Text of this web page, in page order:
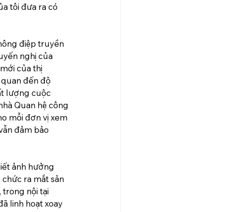
tôi đưa ra có
điệp truyền
nghị của
của thị
đến độ
lượng cuộc
Quan hệ công
mỗi đơn vị xem
đảm bảo
ảnh hưởng
ra mắt sản
trong nội tại
linh hoạt xoay